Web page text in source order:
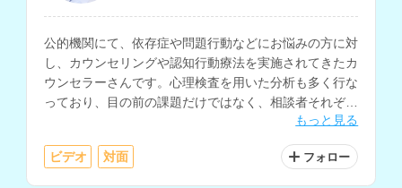
公的機関にて、依存症や問題行動などにお悩みの方に対
し、カウンセリングや認知行動療法を実施されてきたカ
ウンセラーさんです。心理検査を用いた分析も多く行な
っており、目の前の課題だけではなく、相談者それぞれ
の人生や背景にある生き方の問題まで含めたカウンセリ
ングを行なっていただけます。
もっと見る
ビデオ 対面 フォロー